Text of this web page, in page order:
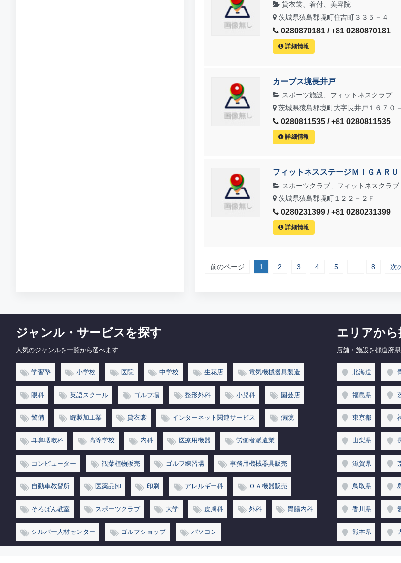
貸衣裳、着付、美容院
茨城県猿島郡境町住吉町３３５－４
0280870181 / +81 0280870181
詳細情報
カーブス境長井戸
スポーツ施設、フィットネスクラブ
茨城県猿島郡境町大字長井戸１６７０
0280811535 / +81 0280811535
詳細情報
フィットネスステージＭＩＧＡＲＵ
スポーツクラブ、フィットネスクラブ
茨城県猿島郡境町１２２－２Ｆ
0280231399 / +81 0280231399
詳細情報
前のページ 1 2 3 4 5 8 次
ジャンル・サービスを探す
人気のジャンルを一覧から選べます
学習塾 小学校 医院 中学校 生花店 電気機械器具製造
眼科 英語スクール ゴルフ場 整形外科 小児科 園芸店
警備 縫製加工業 貸衣裳 インターネット関連サービス 病院
耳鼻咽喉科 高等学校 内科 医療用機器 労働者派遣業
コンピューター 観葉植物販売 ゴルフ練習場 事務用機械器具販売
自動車教習所 医薬品卸 印刷 アレルギー科 ＯＡ機器販売
そろばん教室 スポーツクラブ 大学 皮膚科 外科 胃腸内科
シルバー人材センター ゴルフショップ パソコン
エリアから
店舗・施設を都道府
北海道
福島県
東京都
山梨県
滋賀県
鳥取県
香川県
熊本県